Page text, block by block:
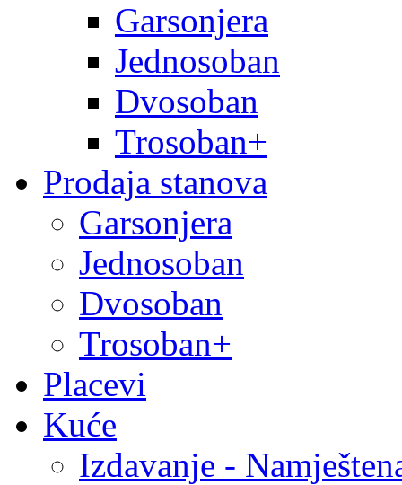
Garsonjera
Jednosoban
Dvosoban
Trosoban+
Prodaja stanova
Garsonjera
Jednosoban
Dvosoban
Trosoban+
Placevi
Kuće
Izdavanje -